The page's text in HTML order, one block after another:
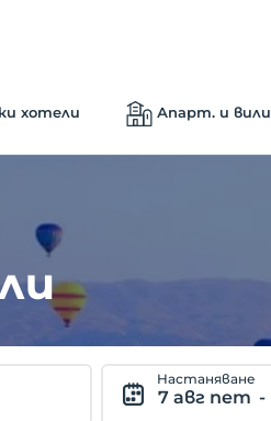
хотели Апарт. и вили
Hастаняване
7 авг пет -